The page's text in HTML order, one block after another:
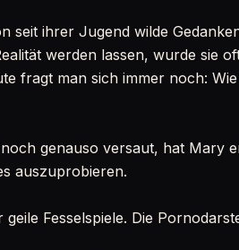
seit ihrer Jugend wilde
werden lassen, wurde sie
fragt man sich immer noch:
genauso versaut, hat Mary
auszuprobieren.
Fesselspiele. Die